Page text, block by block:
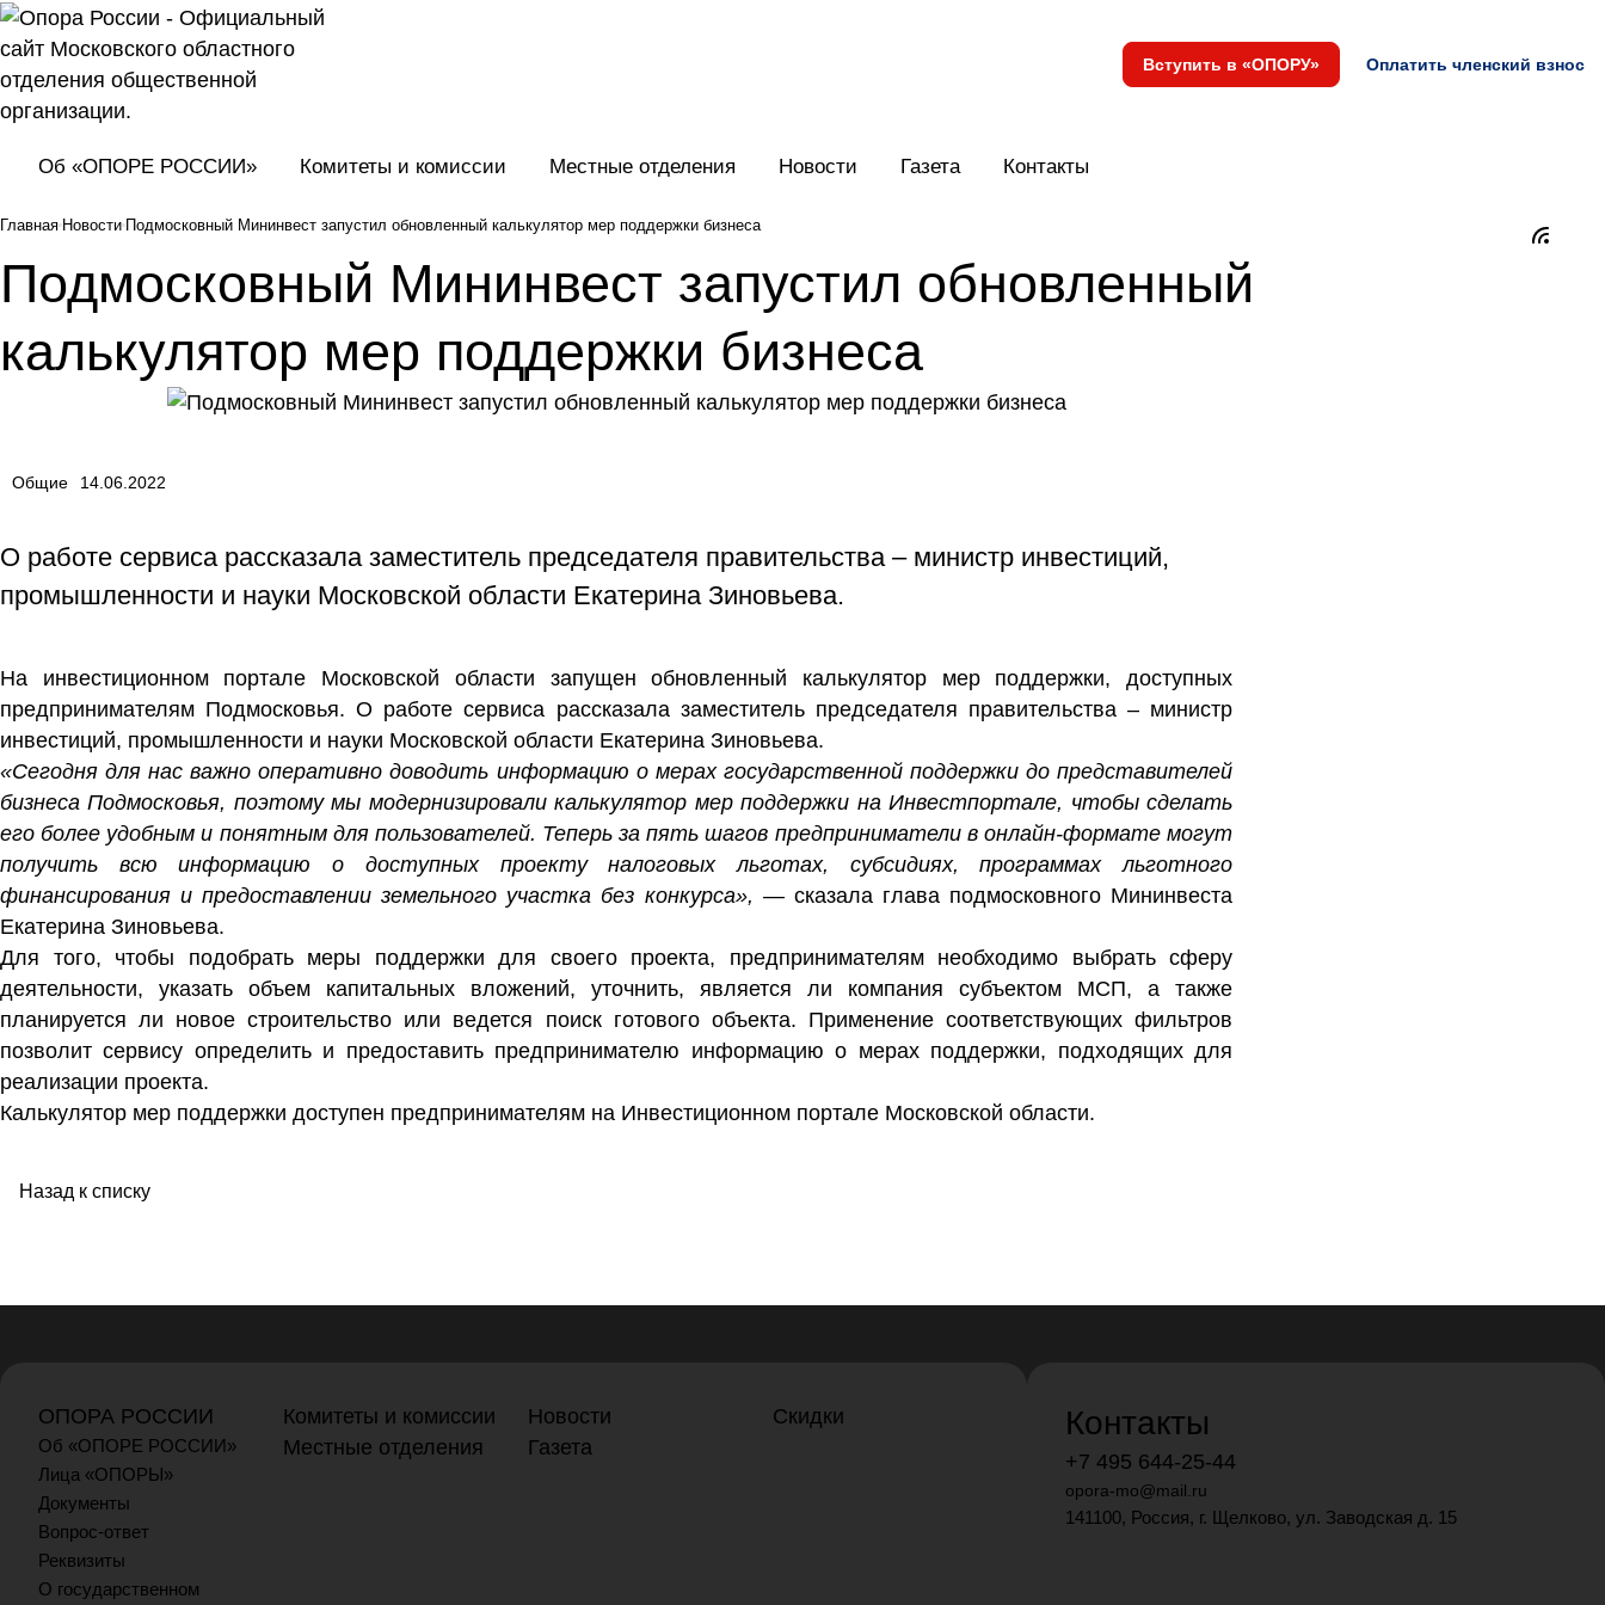
Вступить в «ОПОРУ» Оплатить членский взнос
Об «ОПОРЕ РОССИИ» Комитеты и комиссии Местные отделения Новости Газета Контакты
Главная Новости Подмосковный Мининвест запустил обновленный калькулятор мер поддержки бизнеса
Подмосковный Мининвест запустил обновленный
калькулятор мер поддержки бизнеса
Общие 14.06.2022
О работе сервиса рассказала заместитель председателя правительства – министр инвестиций,
промышленности и науки Московской области Екатерина Зиновьева.
На инвестиционном портале Московской области запущен обновленный калькулятор мер поддержки, доступных
предпринимателям Подмосковья. О работе сервиса рассказала заместитель председателя правительства – министр
инвестиций, промышленности и науки Московской области Екатерина Зиновьева.
«Сегодня для нас важно оперативно доводить информацию о мерах государственной поддержки до представителей
бизнеса Подмосковья, поэтому мы модернизировали калькулятор мер поддержки на Инвестпортале, чтобы сделать
его более удобным и понятным для пользователей. Теперь за пять шагов предприниматели в онлайн-формате могут
получить всю информацию о доступных проекту налоговых льготах, субсидиях, программах льготного
финансирования и предоставлении земельного участка без конкурса», — сказала глава подмосковного Мининвеста
Екатерина Зиновьева.
Для того, чтобы подобрать меры поддержки для своего проекта, предпринимателям необходимо выбрать сферу
деятельности, указать объем капитальных вложений, уточнить, является ли компания субъектом МСП, а также
планируется ли новое строительство или ведется поиск готового объекта. Применение соответствующих фильтров
позволит сервису определить и предоставить предпринимателю информацию о мерах поддержки, подходящих для
реализации проекта.
Калькулятор мер поддержки доступен предпринимателям на Инвестиционном портале Московской области.
Назад к списку
ОПОРА РОССИИ
Об «ОПОРЕ РОССИИ»
Лица «ОПОРЫ»
Документы
Вопрос-ответ
Реквизиты
О государственном
Комитеты и комиссии
Местные отделения
Новости
Газета
Скидки Контакты
+7 495 644-25-44
opora-mo@mail.ru
141100, Россия, г. Щелково, ул. Заводская д. 15